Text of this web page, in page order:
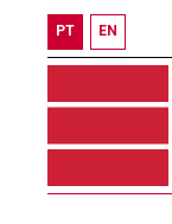
PT EN